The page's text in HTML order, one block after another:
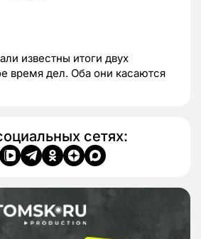
известны итоги двух
время дел. Оба они касаются
сетях: